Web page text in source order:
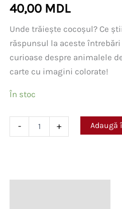
40,00 MDL
Unde trăiește cocoșul? Ce
răspunsul la aceste
curioase despre animalele
carte cu imagini colorate!
În stoc
- + Adaugă